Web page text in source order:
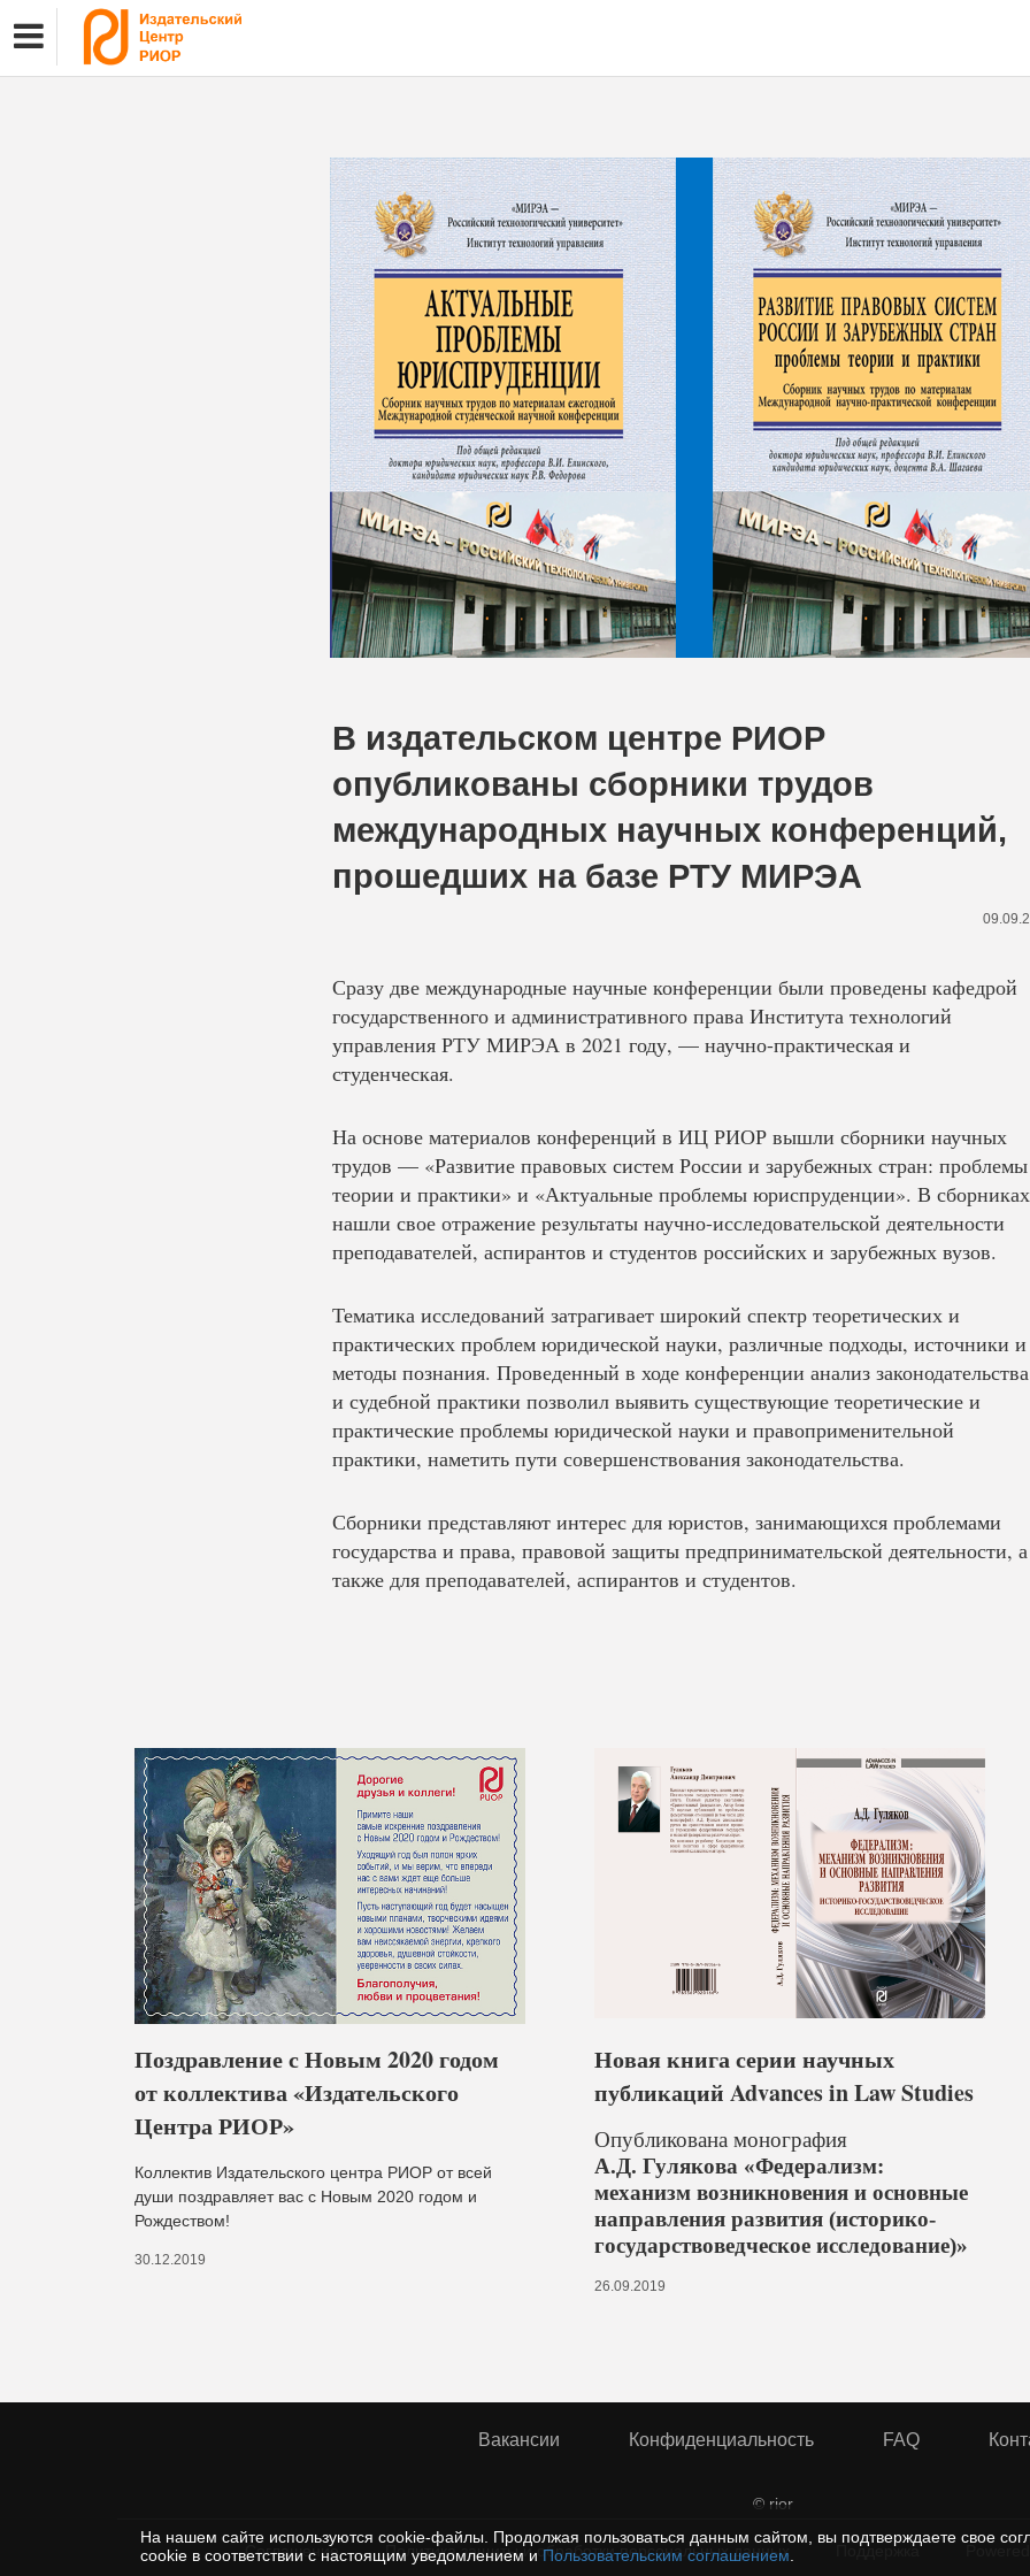
На нашем сайте используются cookie-файлы. Продолжая пользоваться данным сайтом, вы подтверждаете свое
cookie в соответствии с настоящим уведомлением и Пользовательским соглашением
В издательском центре РИОР
опубликованы сборники трудов
международных научных конференций,
прошедших на базе РТУ МИРЭА
Сразу две международные научные конференции были проведены кафедрой
государственного и административного права Института технологий
управления РТУ МИРЭА в 2021 году, — научно-практическая и
студенческая.
На основе материалов конференций в ИЦ РИОР вышли сборники научных
трудов — «Развитие правовых систем России и зарубежных стран: проблемы
теории и практики» и «Актуальные проблемы юриспруденции». В сборниках
нашли свое отражение результаты научно-исследовательской деятельности
преподавателей, аспирантов и студентов российских и зарубежных вузов.
Тематика исследований затрагивает широкий спектр теоретических и
практических проблем юридической науки, различные подходы, источники и
методы познания. Проведенный в ходе конференции анализ законодательства
и судебной практики позволил выявить существующие теоретические и
практические проблемы юридической науки и правоприменительной
практики, наметить пути совершенствования законодательства.
Сборники представляют интерес для юристов, занимающихся проблемами
государства и права, правовой защиты предпринимательской деятельности, а
также для преподавателей, аспирантов и студентов.
Поздравление с Новым 2020 годом
от коллектива «Издательского
Центра РИОР»
Коллектив Издательского центра РИОР от всей
души поздравляет вас с Новым 2020 годом и
Рождеством!
30.12.2019
Новая книга серии научных
публикаций Advances in Law Studies
Опубликована монография
А.Д. Гулякова «Федерализм:
механизм возникновения и основные
направления развития (историко-
государствоведческое исследование)»
26.09.2019
Вакансии Конфиденциальность FAQ
© rior
Соглашение Политика защиты и обработки персональных данных Поддержка